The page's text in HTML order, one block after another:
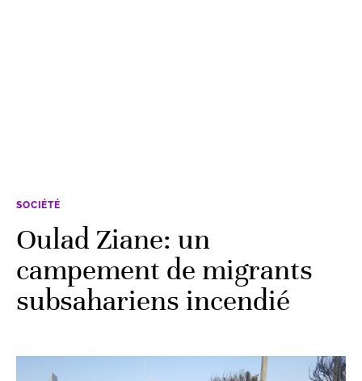
SOCIÉTÉ
Oulad Ziane: un
campement de migrants
subsahariens incendié